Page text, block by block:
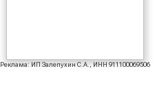
Реклама: ИП Залепухин С.А., ИНН 911100069506